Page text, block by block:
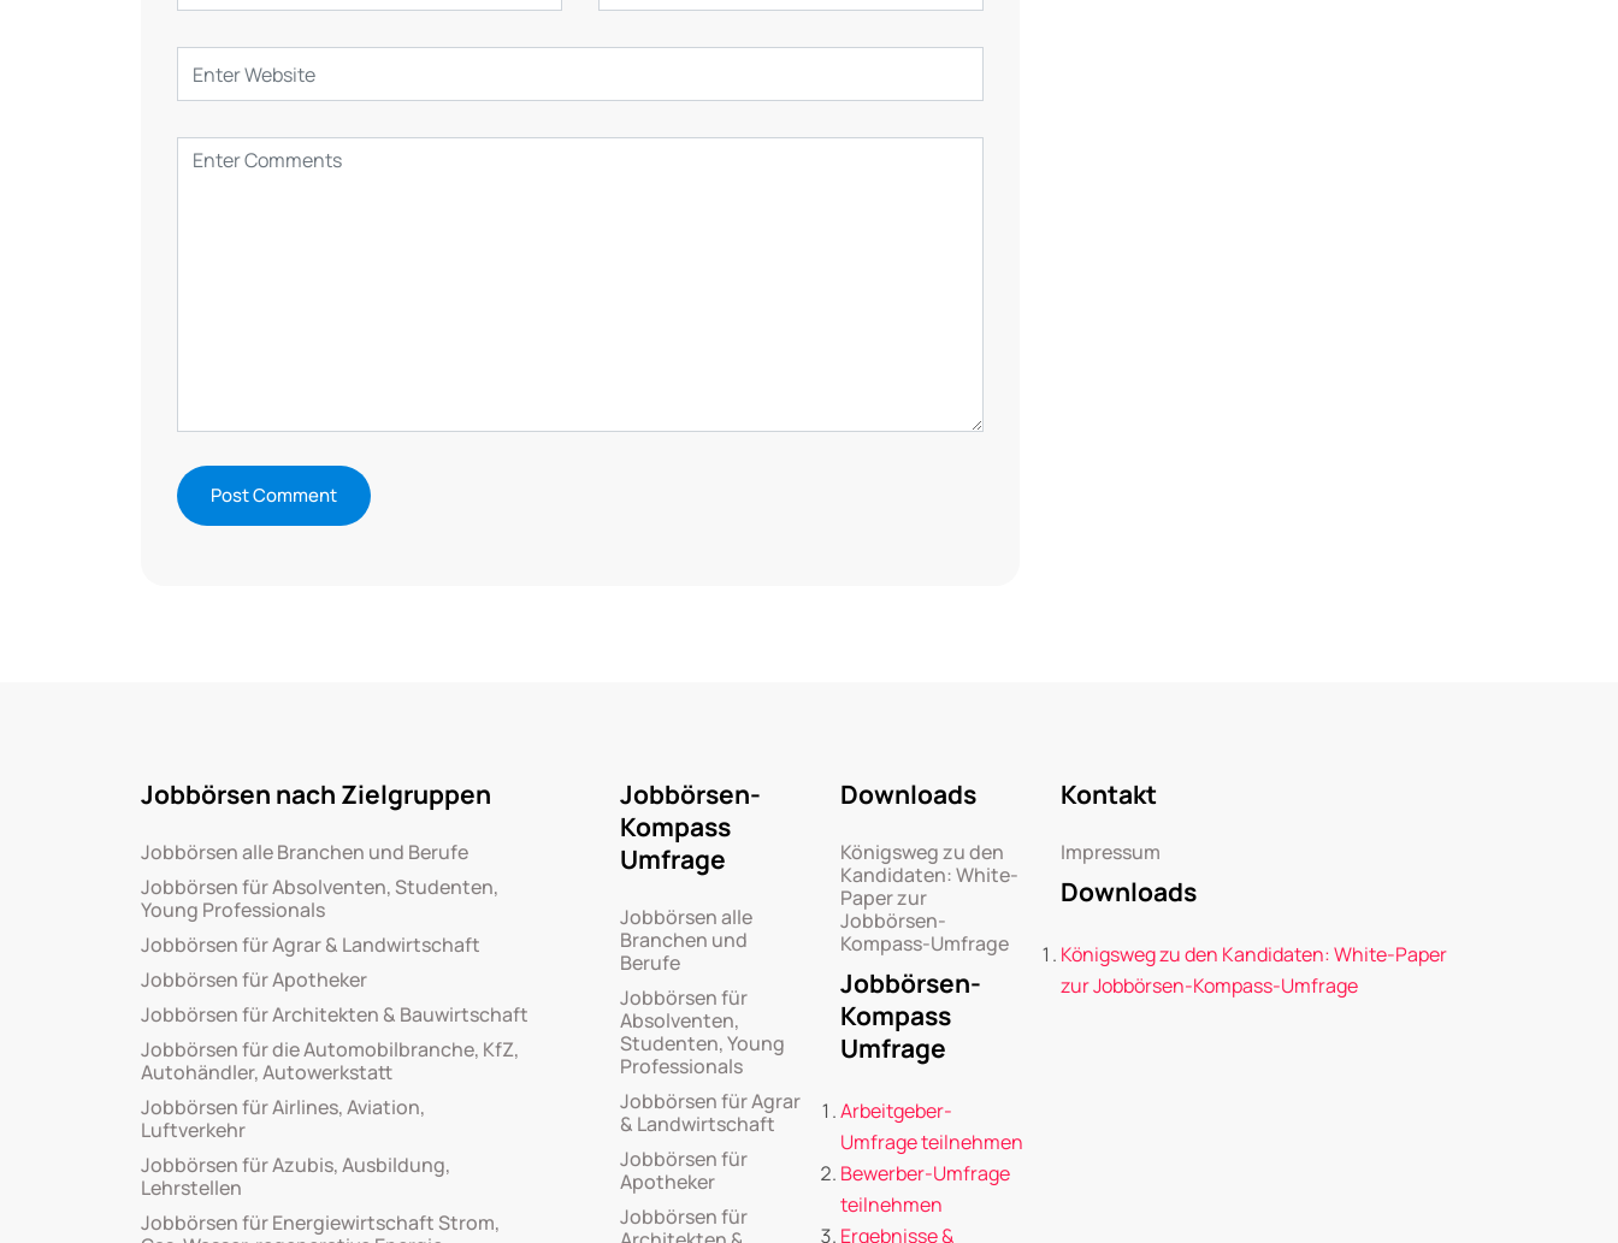
Jobbörsen nach Zielgruppen
Jobbörsen alle Branchen und Berufe
Jobbörsen für Absolventen, Studenten,
Young Professionals
Jobbörsen für Agrar & Landwirtschaft
Jobbörsen für Apotheker
Jobbörsen für Architekten & Bauwirtschaft
Jobbörsen für die Automobilbranche, KfZ,
Autohändler, Autowerkstatt
Jobbörsen für Airlines, Aviation,
Luftverkehr
Jobbörsen für Azubis, Ausbildung,
Lehrstellen
Jobbörsen für Energiewirtschaft Strom,
Jobbörsen-
Kompass
Umfrage
Jobbörsen alle
Branchen und
Berufe
Jobbörsen für
Absolventen,
Studenten, Young
Professionals
Jobbörsen für Agrar
& Landwirtschaft
Jobbörsen für
Apotheker
Jobbörsen für
Downloads
Königsweg zu den
Kandidaten: White-
Paper zur
Jobbörsen-
Kompass-Umfrage
Jobbörsen-
Kompass
Umfrage
Arbeitgeber-
Umfrage teilnehmen
Bewerber-Umfrage
teilnehmen
Ergebnisse &
Kontakt
Impressum
Downloads
Königsweg zu den Kandidaten: White-Paper
zur Jobbörsen-Kompass-Umfrage